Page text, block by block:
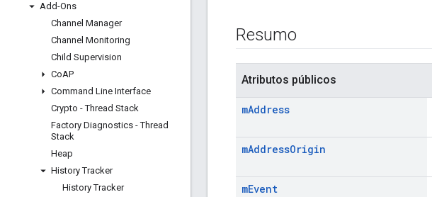
Add-Ons
Channel Manager
Channel Monitoring
Child Supervision
CoAP
Command Line Interface
Crypto - Thread Stack
Factory Diagnostics - Thread
Stack
Heap
History Tracker
History Tracker
Resumo
Atributos públicos
mAddress
mAddressOrigin
mEvent